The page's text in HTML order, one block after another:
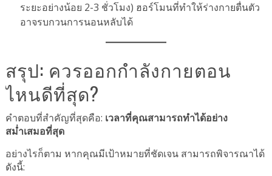
ระยะอย่างน้อย 2-3 ชั่วโมง) ฮอร์โมนที่ทำให้ร่างกายตื่นตัว
อาจรบกวนการนอนหลับได้
สรุป: ควรออกกำลังกายตอน
ไหนดีที่สุด?
คำตอบที่สำคัญที่สุดคือ: เวลาที่คุณสามารถทำได้อย่าง
สม่ำเสมอที่สุด
อย่างไรก็ตาม หากคุณมีเป้าหมายที่ชัดเจน สามารถพิจารณาได้
ดังนี้: